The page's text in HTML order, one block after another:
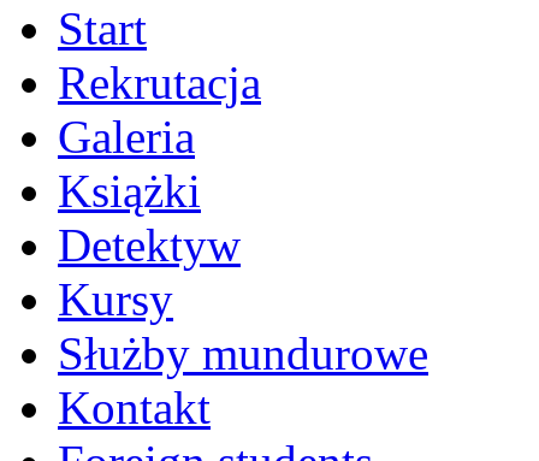
Start
Rekrutacja
Galeria
Książki
Detektyw
Kursy
Służby mundurowe
Kontakt